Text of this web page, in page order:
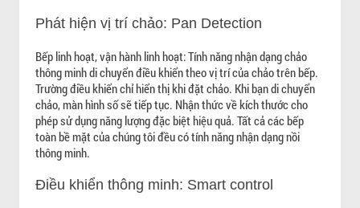
Phát hiện vị trí chảo: Pan Detection
Bếp linh hoạt, vận hành linh hoạt: Tính năng nhận dạng chảo
thông minh di chuyển điều khiển theo vị trí của chảo trên bếp.
Trường điều khiển chỉ hiển thị khi đặt chảo. Khi bạn di chuyển
chảo, màn hình số sẽ tiếp tục. Nhận thức về kích thước cho
phép sử dụng năng lượng đặc biệt hiệu quả. Tất cả các bếp
toàn bề mặt của chúng tôi đều có tính năng nhận dạng nồi
thông minh.
Điều khiển thông minh: Smart control